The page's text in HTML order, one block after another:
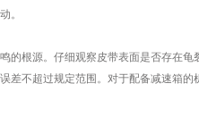
。
根源。仔细观察皮带表面是否存在龟
差不超过规定范围。对于配备减速箱